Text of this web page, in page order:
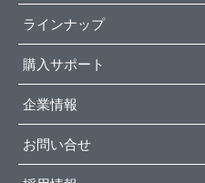
ラインナップ
購入サポート
企業情報
お問い合せ